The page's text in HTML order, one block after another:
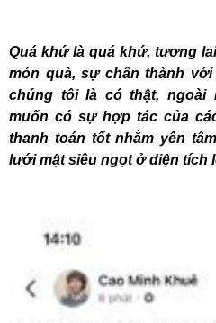
Quá khứ là quá khứ, tương
món quà, sự chân thành
chúng tôi là có thật, ngoài
muốn có sự hợp tác của
thanh toán tốt nhằm yên
lưới mật siêu ngọt ở diện tích